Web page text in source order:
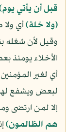
قبل أن يأتي
﴿ولا خلة﴾أي
وقيل لأن شغله
الأخلاء يومئذ
أي لغير
لبعض ويشفع
إلا لمن ارتضى
هم الظالمون﴾